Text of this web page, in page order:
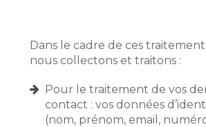
Dans le cadre de ces
nous collectons et traitons :
Pour le traitement de vos
contact : vos données
(nom, prénom, email,